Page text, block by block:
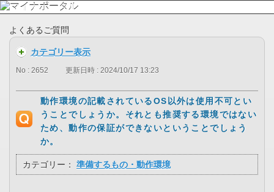
よくあるご質問
カテゴリー表示
No : 2652 更新日時 : 2024/10/17 13:23
動作環境の記載されているOS以外は使用不可とい
うことでしょうか。それとも推奨する環境ではない
ため、動作の保証ができないということでしょう
か。
カテゴリー： 準備するもの・動作環境